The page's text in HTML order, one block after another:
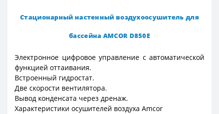
Cтационарный настенный воздухоосушитель для
бассейна AMCOR D850E
Электронное цифровое управление с автоматической
функцией оттаивания.
Встроенный гидростат.
Две скорости вентилятора.
Вывод конденсата через дренаж.
Характеристики осушителей воздуха Amcor